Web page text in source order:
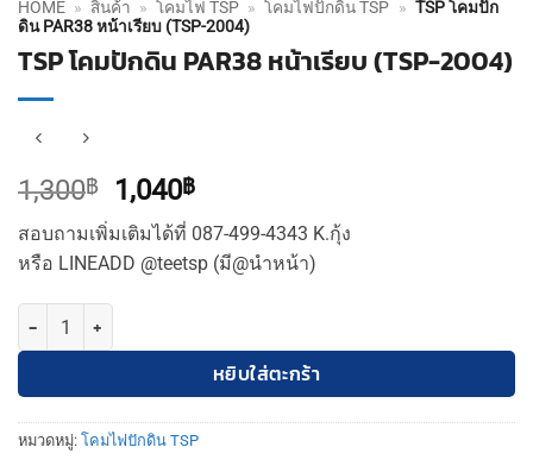
HOME » สินค้า » โคมไฟ TSP » โคมไฟปักดิน TSP » TSP โคมปัก
ดิน PAR38 หน้าเรียบ (TSP-2004)
TSP โคมปักดิน PAR38 หน้าเรียบ (TSP-2004)
1,300฿
Original
price
was:
1,300฿.
1,040฿Current
price
is:
1,040฿.
สอบถามเพิ่มเติมได้ที่ 087-499-4343 K.กุ้ง
หรือ LINEADD @teetsp (มี@นำหน้า)
จำนวน TSP โคมปักดิน PAR38 หน้าเรียบ (TSP-2004) ชิ้น
หยิบใส่ตะกร้า
หมวดหมู่: โคมไฟปักดิน TSP